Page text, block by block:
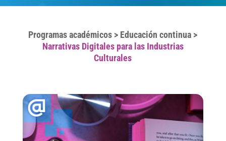
Programas académicos > Educación continua >
Narrativas Digitales para las Industrias
Culturales